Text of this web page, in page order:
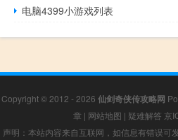
电脑4399小游戏列表
Copyright © 2012 - 2026 仙剑奇侠传攻略网
章 | 网站地图 | 疑难解答 京
声明：本站内容来自互联网，如信息有错误可